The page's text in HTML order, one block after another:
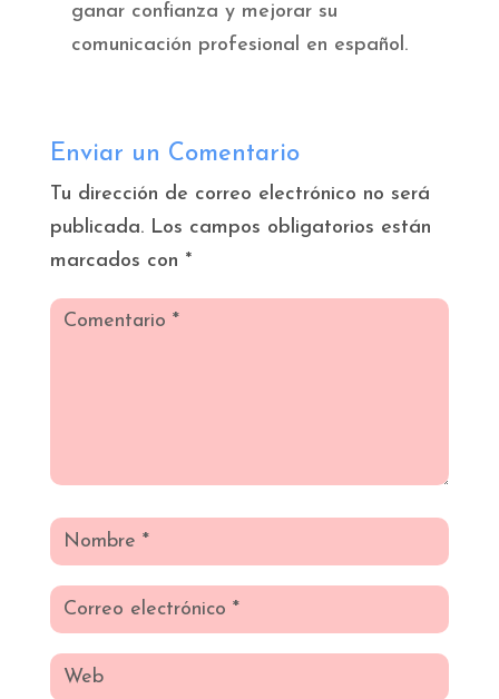
ganar confianza y mejorar su
comunicación profesional en español.
Enviar un Comentario
Tu dirección de correo electrónico no será
publicada. Los campos obligatorios están
marcados con *